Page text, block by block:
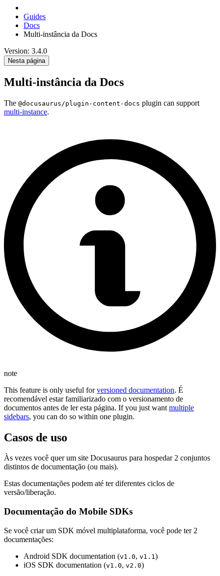
Guides
Docs
Multi-instância da Docs
Version: 3.4.0
Nesta página
Multi-instância da Docs
The @docusaurus/plugin-content-docs plugin can support
multi-instance.
note
This feature is only useful forversioned documentation. É
recomendável estar familiarizado com o versionamento de
documentos antes de ler esta página. If you just want multiple
sidebars, you can do so within one plugin.
Casos de uso
Às vezes você quer um site Docusaurus para hospedar 2 conjuntos
distintos de documentação (ou mais).
Estas documentações podem até ter diferentes ciclos de
versão/liberação.
Documentação do Mobile SDKs
Se você criar um SDK móvel multiplataforma, você pode ter 2
documentações:
Android SDK documentation (v1.0, v1.1 )
iOS SDK documentation (v1.0, v2.0)